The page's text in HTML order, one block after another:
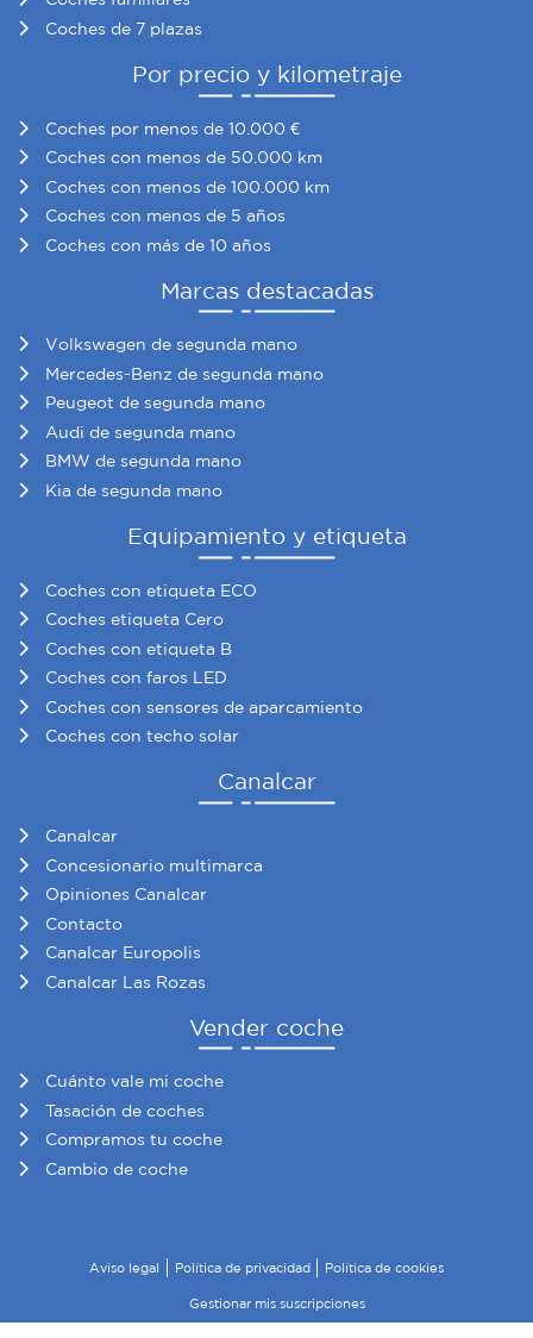
Coches de 7 plazas
Por precio y kilometraje
Coches por menos de 10.000 €
Coches con menos de 50.000 km
Coches con menos de 100.000 km
Coches con menos de 5 años
Coches con más de 10 años
Marcas destacadas
Volkswagen de segunda mano
Mercedes-Benz de segunda mano
Peugeot de segunda mano
Audi de segunda mano
BMW de segunda mano
Kia de segunda mano
Equipamiento y etiqueta
Coches con etiqueta ECO
Coches etiqueta Cero
Coches con etiqueta B
Coches con faros LED
Coches con sensores de aparcamiento
Coches con techo solar
Canalcar
Canalcar
Concesionario multimarca
Opiniones Canalcar
Contacto
Canalcar Europolis
Canalcar Las Rozas
Vender coche
Cuánto vale mi coche
Tasación de coches
Compramos tu coche
Cambio de coche
Aviso legal Política de privacidad Política de cookies
Gestionar mis suscripciones